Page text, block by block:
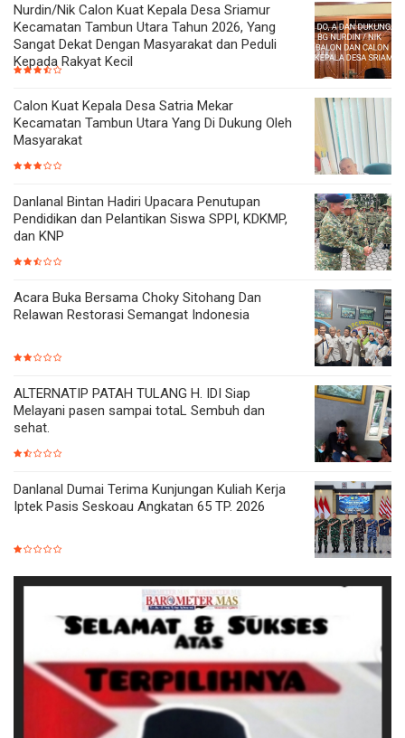
Nurdin/Nik Calon Kuat Kepala Desa Sriamur
Kecamatan Tambun Utara Tahun 2026, Yang
Sangat Dekat Dengan Masyarakat dan Peduli
Kepada Rakyat Kecil
Calon Kuat Kepala Desa Satria Mekar
Kecamatan Tambun Utara Yang Di Dukung Oleh
Masyarakat
Danlanal Bintan Hadiri Upacara Penutupan
Pendidikan dan Pelantikan Siswa SPPI, KDKMP,
dan KNP
Acara Buka Bersama Choky Sitohang Dan
Relawan Restorasi Semangat Indonesia
ALTERNATIP PATAH TULANG H. IDI Siap
Melayani pasen sampai totaL Sembuh dan
sehat.
Danlanal Dumai Terima Kunjungan Kuliah Kerja
Iptek Pasis Seskoau Angkatan 65 TP. 2026